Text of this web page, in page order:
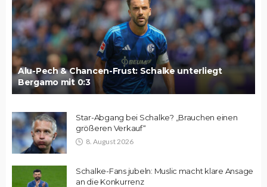
Alu-Pech & Chancen-Frust: Schalke unterliegt
Bergamo mit 0:3
Star-Abgang bei Schalke? „Brauchen einen
größeren Verkauf“
8. August 2026
Schalke-Fans jubeln: Muslic macht klare Ansage
an die Konkurrenz